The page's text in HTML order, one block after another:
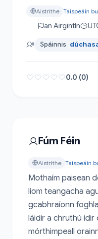
Aistrithe Taispeáin
an Airgintín
Spáinnis
0.0 (0)
Fúm Féin
Aistrithe Taispeáin
Mothaím paisean
liom teangacha
gcabhraíonn
láidir a chruthú idir
mórthimpeall